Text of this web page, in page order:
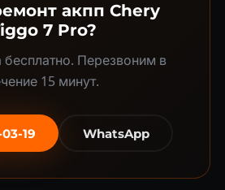
акпп Chery
7 Pro?
бесплатно. Перезвоним в
15 минут.
03-19 WhatsApp